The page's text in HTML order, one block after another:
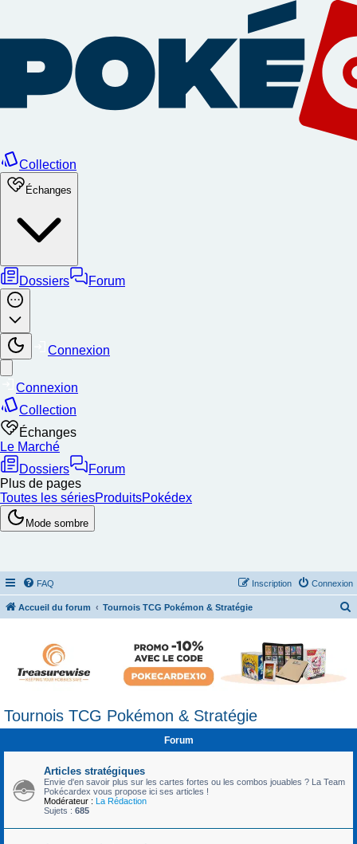
FAQ Connexion
Inscription
Accueil du forum Tournois TCG Pokémon & Stratégie
Tournois TCG Pokémon & Stratégie
Forum
Articles stratégiques
Envie d'en savoir plus sur les cartes fortes ou les combos jouables ? La Team
Pokécardex vous propose ici ses articles !
Modérateur : La Rédaction
Sujets : 685